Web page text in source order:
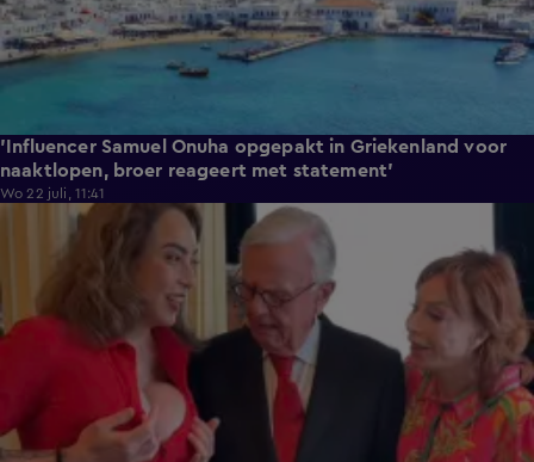
'Influencer Samuel Onuha opgepakt in Griekenland voor
naaktlopen, broer reageert met statement'
Wo 22 juli, 11:41